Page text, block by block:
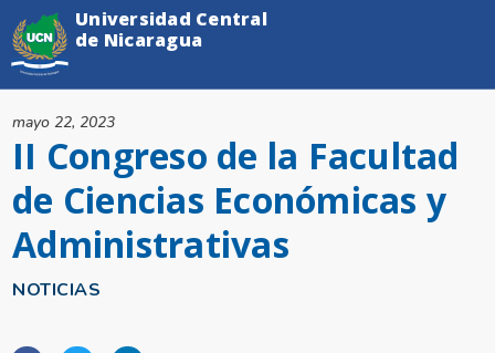
NOTICIAS
II Congreso de la Facultad
de Ciencias Económicas y
Administrativas
mayo 22, 2023
Universidad Central
de Nicaragua